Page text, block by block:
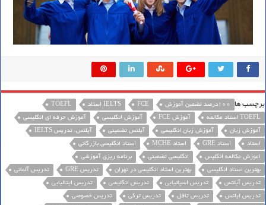
برچسب ها 100درصد تضمین آموزش FCE IELTS استاد
TOEFL
TOEFL استاد مکالمه
آموزش FCE آموزش انگلیسی
آموزش حرفه ای انگلیسی
آموزش زبان
آموزش زبان انگلیسی آیلتس تضمینی
آیلتس، تدریس IELTS
استاد
استاد GRE استاد MCHE
استاد انگلیسی بازرگانی
اموزش مکالمه انگلیس
انگلیسی تضمینی
برنامه ریزی آموزشی
بهترین استاد انگلیسی
بهترین استاد انگلیسی در تهران تدریس GRE
تدریس آلمانی
تدریس آیلتس
تدریس اسپانیایی تدریس انگلیسی
تدریس ایتالیایی
تدریس ایلتس
تدریس تافل تدریس ترکی
تدریس خصوصی